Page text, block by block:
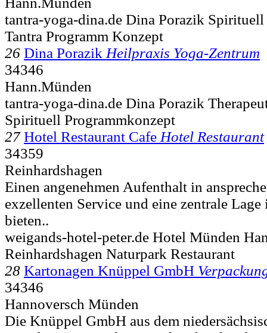
tantra-yoga-dina.de Dina Porazik Spirituell
Tantra Programm Konzept
26 Dina Porazik Heilpraxis Yoga-Zentrum
34346
Hann.Münden
tantra-yoga-dina.de Dina Porazik
Spirituell Programmkonzept
27 Hotel Restaurant Cafe Hotel Restaurant
34359
Reinhardshagen
Einen angenehmen Aufenthalt in
exzellenten Service und eine zentrale Lage
bieten..
weigands-hotel-peter.de Hotel Münden
Reinhardshagen Naturpark Restaurant
28 Kartonagen Knüppel GmbH
34346
Hannoversch Münden
Die Knüppel GmbH aus dem